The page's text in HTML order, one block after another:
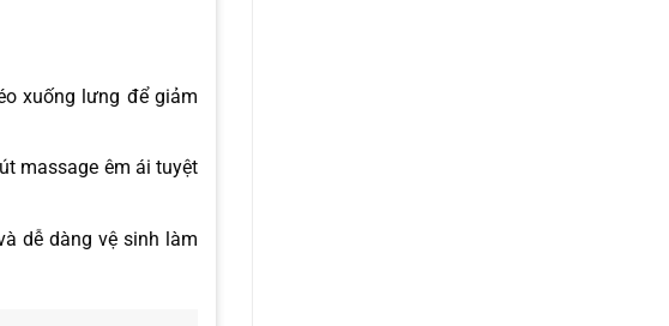
xuống lưng để giảm
massage êm ái tuyệt
dễ dàng vệ sinh làm